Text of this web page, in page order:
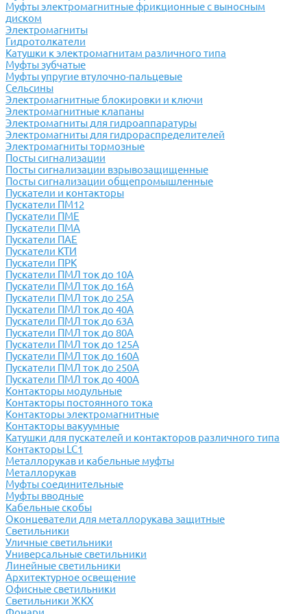
Муфты электромагнитные фрикционные с выносным
диском
Электромагниты
Гидротолкатели
Катушки к электромагнитам различного типа
Муфты зубчатые
Муфты упругие втулочно-пальцевые
Сельсины
Электромагнитные блокировки и ключи
Электромагнитные клапаны
Электромагниты для гидроаппаратуры
Электромагниты для гидрораспределителей
Электромагниты тормозные
Посты сигнализации
Посты сигнализации взрывозащищенные
Посты сигнализации общепромышленные
Пускатели и контакторы
Пускатели ПМ12
Пускатели ПМЕ
Пускатели ПМА
Пускатели ПАЕ
Пускатели КТИ
Пускатели ПРК
Пускатели ПМЛ ток до 10А
Пускатели ПМЛ ток до 16А
Пускатели ПМЛ ток до 25А
Пускатели ПМЛ ток до 40А
Пускатели ПМЛ ток до 63А
Пускатели ПМЛ ток до 80А
Пускатели ПМЛ ток до 125А
Пускатели ПМЛ ток до 160А
Пускатели ПМЛ ток до 250А
Пускатели ПМЛ ток до 400А
Контакторы модульные
Контакторы постоянного тока
Контакторы электромагнитные
Контакторы вакуумные
Катушки для пускателей и контакторов различного типа
Контакторы LC1
Металлорукав и кабельные муфты
Металлорукав
Муфты соединительные
Муфты вводные
Кабельные скобы
Оконцеватели для металлорукава защитные
Светильники
Уличные светильники
Универсальные светильники
Линейные светильники
Архитектурное освещение
Офисные светильники
Светильники ЖКХ